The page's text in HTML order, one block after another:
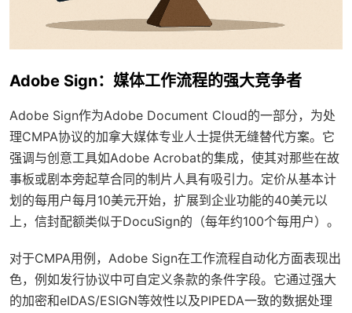
Adobe Sign：媒体工作流程的强大竞争者
Adobe Sign作为Adobe Document Cloud的一部分，为处
理CMPA协议的加拿大媒体专业人士提供无缝替代方案。它
强调与创意工具如Adobe Acrobat的集成，使其对那些在故
事板或剧本旁起草合同的制片人具有吸引力。定价从基本计
划的每用户每月10美元开始，扩展到企业功能的40美元以
上，信封配额类似于DocuSign的（每年约100个每用户）。
对于CMPA用例，Adobe Sign在工作流程自动化方面表现出
色，例如发行协议中可自定义条款的条件字段。它通过强大
的加密和eIDAS/ESIGN等效性以及PIPEDA一致的数据处理